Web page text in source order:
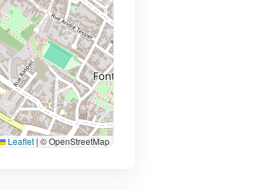
Leaflet | © OpenStreetMap